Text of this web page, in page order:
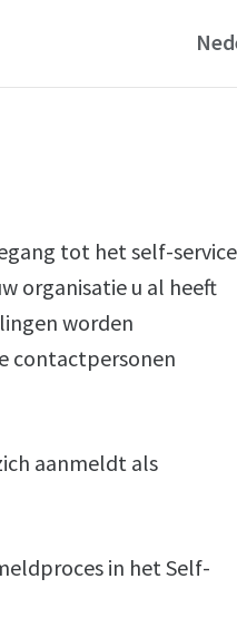
tot het self-service
organisatie u al heeft
worden
contactpersonen
aanmeldt als
in het Self-